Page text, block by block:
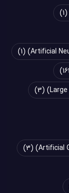
(1)
(1)
(3)
(3)